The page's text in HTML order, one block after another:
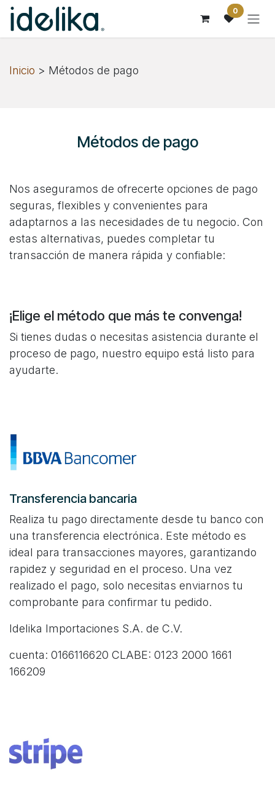
Ir al contenido 0
Inicio > Métodos de pago
Métodos de pago
Nos aseguramos de ofrecerte opciones de pago
seguras, flexibles y convenientes para
adaptarnos a las necesidades de tu negocio. Con
estas alternativas, puedes completar tu
transacción de manera rápida y confiable:
¡Elige el método que más te convenga!
Si tienes dudas o necesitas asistencia durante el
proceso de pago, nuestro equipo está listo para
ayudarte.
Transferencia bancaria
Realiza tu pago directamente desde tu banco con
una transferencia electrónica. Este método es
ideal para transacciones mayores, garantizando
rapidez y seguridad en el proceso. Una vez
realizado el pago, solo necesitas enviarnos tu
comprobante para confirmar tu pedido.
Idelika Importaciones S.A. de C.V.
cuenta: 0166116620 CLABE: 0123 2000 1661
166209